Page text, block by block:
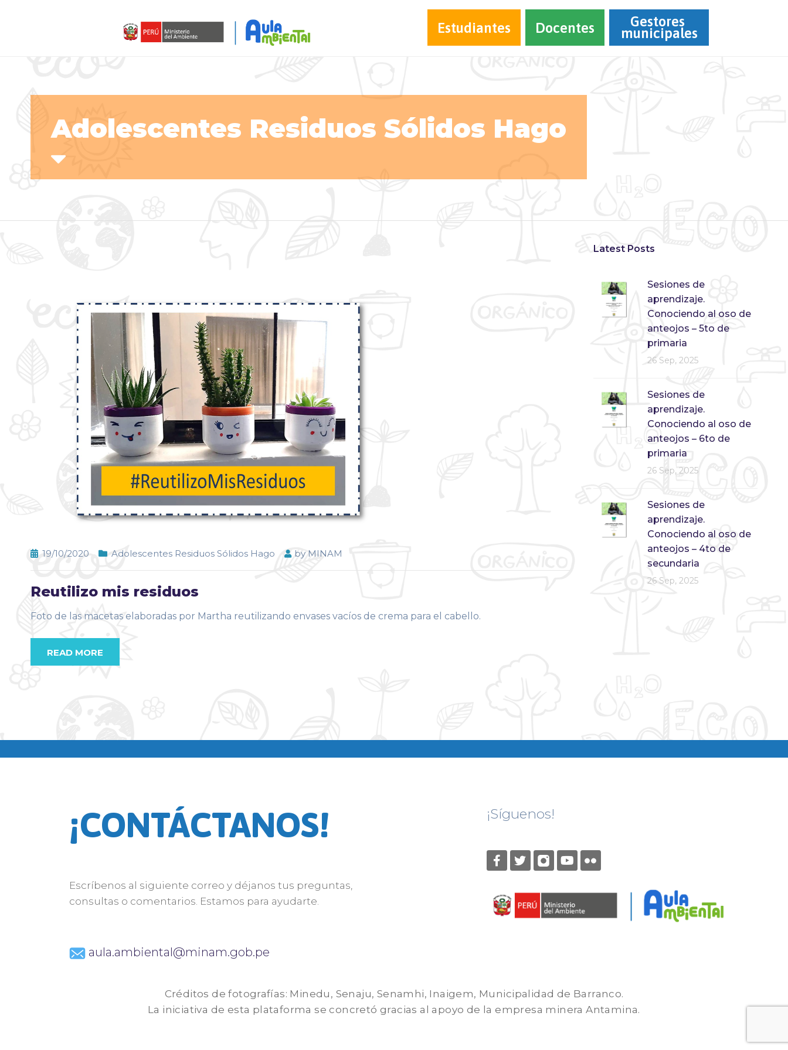
Estudiantes Docentes Gestores
municipales
Adolescentes Residuos Sólidos Hago
19/10/2020 Adolescentes Residuos Sólidos Hago by MINAM
Reutilizo mis residuos
Foto de las macetas elaboradas por Martha reutilizando envases vacíos de crema para el cabello.
READ MORE
Latest Posts
Sesiones de
aprendizaje.
Conociendo al oso de
anteojos – 5to de
primaria
26 Sep, 2025
Sesiones de
aprendizaje.
Conociendo al oso de
anteojos – 6to de
primaria
26 Sep, 2025
Sesiones de
aprendizaje.
Conociendo al oso de
anteojos – 4to de
secundaria
26 Sep, 2025
¡CONTÁCTANOS!
Escríbenos al siguiente correo y déjanos tus preguntas,
consultas o comentarios. Estamos para ayudarte.
aula.ambiental@minam.gob.pe
¡Síguenos!
Créditos de fotografías: Minedu, Senaju, Senamhi, Inaigem, Municipalidad de Barranco.
La iniciativa de esta plataforma se concretó gracias al apoyo de la empresa minera Antamina.